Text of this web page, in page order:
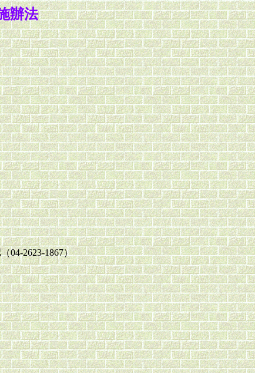
辦法
04-2623-1867）